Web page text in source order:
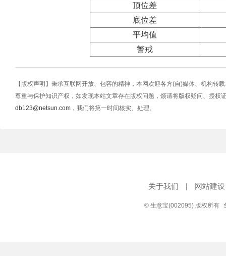
顶位差
底位差
平均值
警戒
【版权声明】秉承互联网开放、包容的精神，本网欢迎各方(自)媒体、机构转
尊重与保护知识产权，如发现本站文章存在版权问题，烦请将版权疑问、授权
db123@netsun.com ，我们将第一时间核实、处理。
关于我们 | 网站建设
© 生意宝(002095) 版权所有